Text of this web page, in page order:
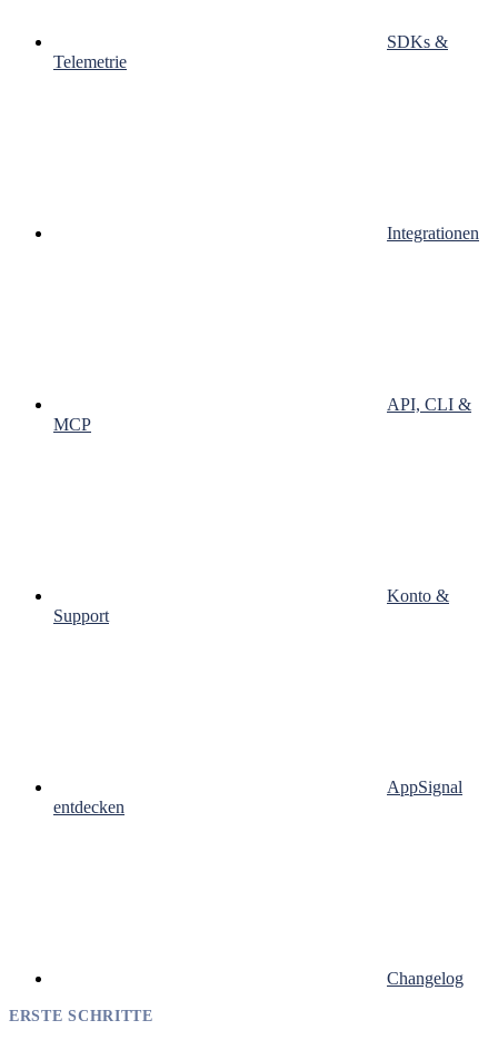
SDKs &
Telemetrie
Integrationen
API, CLI &
MCP
Konto &
Support
AppSignal
entdecken
Changelog
ERSTE SCHRITTE